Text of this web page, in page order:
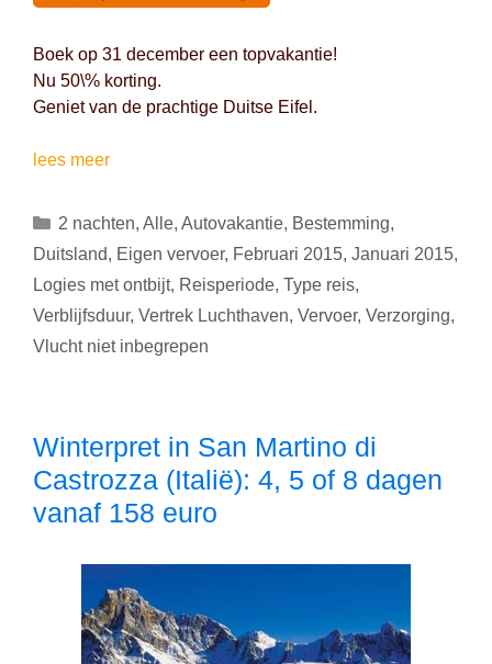
Boek op 31 december een topvakantie!
Nu 50\% korting.
Geniet van de prachtige Duitse Eifel.
lees meerVertrek
09/02
naar
Eifel
(Duitsland):
55
euro
Logies
met
Categorieën
2 nachten, Alle, Autovakantie, Bestemming,
Duitsland, Eigen vervoer, Februari 2015, Januari 2015,
Logies met ontbijt, Reisperiode, Type reis,
Verblijfsduur, Vertrek Luchthaven, Vervoer, Verzorging,
Vlucht niet inbegrepen
Winterpret in San Martino di
Castrozza (Italië): 4, 5 of 8 dagen
vanaf 158 euro